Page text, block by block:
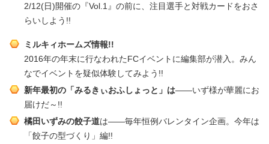
2/12(日)開催の『Vol.1』の前に、注目選手と対戦カードをおさ
らいしよう!!
ミルキィホームズ情報!!
2016年の年末に行なわれたFCイベントに編集部が潜入。みん
なでイベントを疑似体験してみよう!!
新年最初の「みるきぃおふしょっと」は――いず様が華麗にお
届けだ～!!
橘田いずみの餃子道は――毎年恒例バレンタイン企画。今年は
「餃子の型づくり」編!!